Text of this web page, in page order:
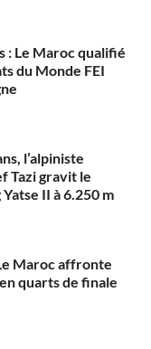
: Le Maroc qualifié
du Monde FEI
l’alpiniste
Tazi gravit le
II à 6.250 m
Maroc affronte
quarts de finale